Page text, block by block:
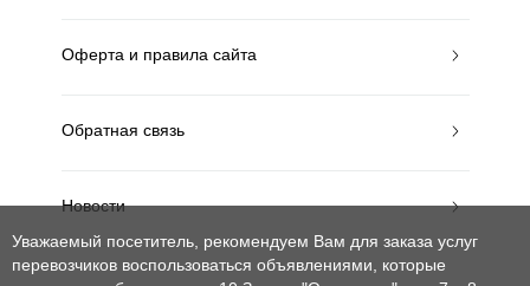
Оферта и правила сайта
Обратная связь
Новости
Уважаемый посетитель, рекомендуем Вам для заказа услуг
перевозчиков воспользоваться объявлениями, которые